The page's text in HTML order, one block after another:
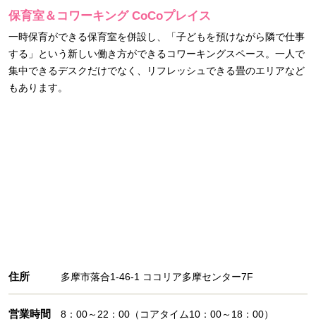
保育室＆コワーキング CoCoプレイス
一時保育ができる保育室を併設し、「子どもを預けながら隣で仕事
する」という新しい働き方ができるコワーキングスペース。一人で
集中できるデスクだけでなく、リフレッシュできる畳のエリアなど
もあります。
住所 多摩市落合1-46-1 ココリア多摩センター7F
営業時間 8：00～22：00（コアタイム10：00～18：00）